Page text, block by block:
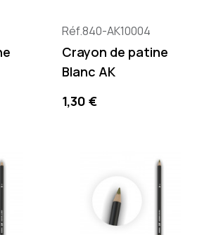
Réf.840-AK10004
Crayon de patine
Blanc AK
Precio
1,30 €